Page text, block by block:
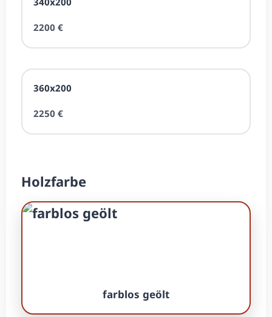
2200 €
360x200
2250 €
Holzfarbe
farblos geölt